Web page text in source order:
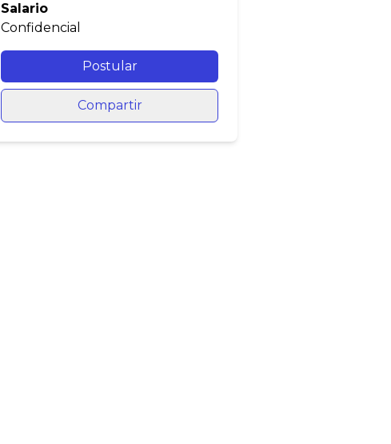
Salario
Confidencial
Postular
Compartir